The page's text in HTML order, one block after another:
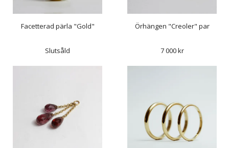
Facetterad pärla "Gold"
Slutsåld
Örhängen "Creoler" par
7 000 kr